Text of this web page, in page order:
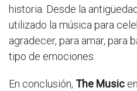
historia. Desde la
utilizado la música para
agradecer, para amar, para
tipo de emociones.
En conclusión, The Music